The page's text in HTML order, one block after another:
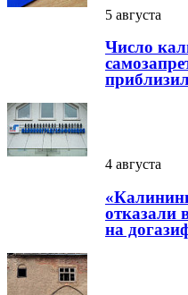
5 августа
Число
4 августа
отказали
на